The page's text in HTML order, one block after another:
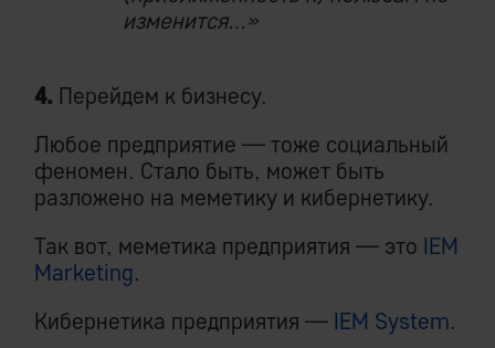
изменится…»
4. Перейдем к бизнесу.
Любое предприятие — тоже социальный
феномен. Стало быть, может быть
разложено на меметику и кибернетику.
Так вот, меметика предприятия — это IEM
Marketing.
Кибернетика предприятия — IEM System.